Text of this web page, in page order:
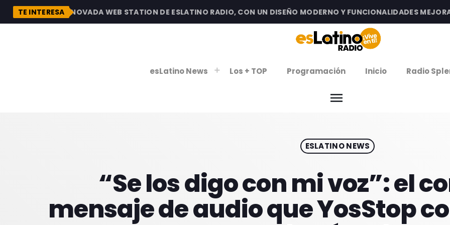
TE INTERESA
LA RENOVADA WEB STATION DE ESLATINO RADIO, CON UN DISEÑO MODERNO Y FUNCIONALIDADES
esLatino News Los + TOP Programación Inicio Radio
menu
VIERNES DE ESTRENOS ESLATINO NEWS
“Se los digo con mi voz”: el
mensaje de audio que YosStop